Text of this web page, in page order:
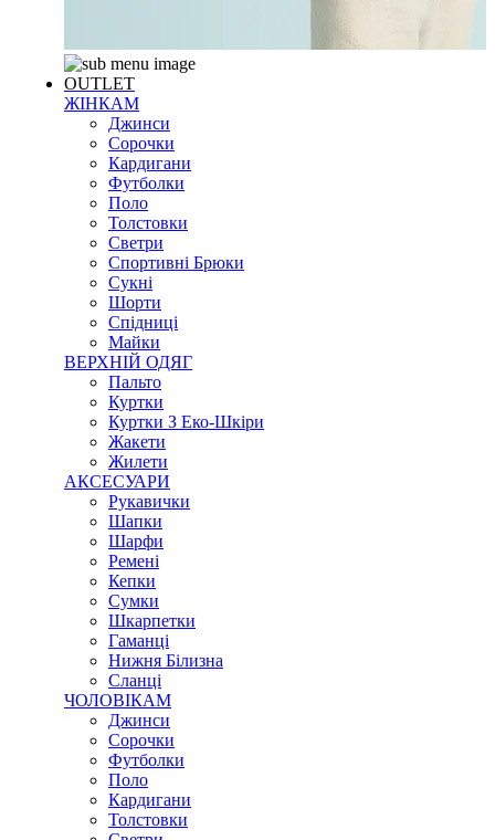
OUTLET
ЖІНКАМ
Джинси
Сорочки
Кардигани
Футболки
Поло
Толстовки
Светри
Спортивні Брюки
Сукні
Шорти
Спідниці
Майки
ВЕРХНІЙ ОДЯГ
Пальто
Куртки
Куртки З Еко-Шкіри
Жакети
Жилети
АКСЕСУАРИ
Рукавички
Шапки
Шарфи
Ремені
Кепки
Сумки
Шкарпетки
Гаманці
Нижня Білизна
Сланці
ЧОЛОВІКАМ
Джинси
Сорочки
Футболки
Поло
Кардигани
Толстовки